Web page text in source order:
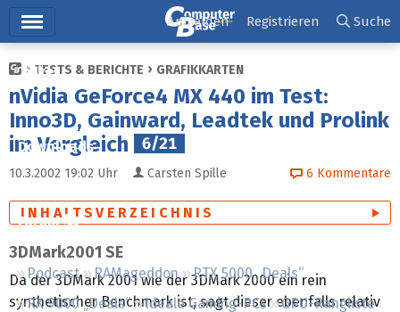
Ticker
Tests
Downloads
Forum
Podcast RAMageddon
RTX 5000 „Deals“
RX 9000 „Deals“
Ideale Gaming-PCs
GPU-Rangliste
Anmelden Registrieren Suche
TESTS & BERICHTE GRAFIKKARTEN
nVidia GeForce4 MX 440 im Test:
Inno3D, Gainward, Leadtek und Prolink
im Vergleich
6/21
10.3.2002 19:02 Uhr Carsten Spille 6 Kommentare
INHALTSVERZEICHNIS
3DMark2001 SE
Da der 3DMark 2001 wie der 3DMark 2000 ein rein
synthetischer Benchmark ist, sagt dieser ebenfalls relativ